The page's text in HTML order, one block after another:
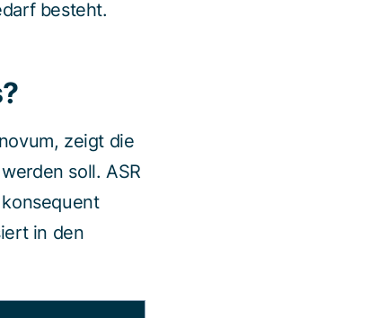
besteht.
zeigt die
soll. ASR
in den